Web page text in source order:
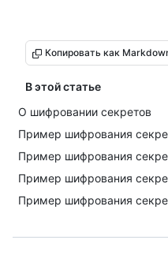
Копировать как
В этой статье
О шифровании секретов
Пример шифрования
Пример шифрования
Пример шифрования
Пример шифрования